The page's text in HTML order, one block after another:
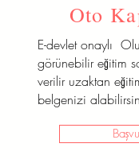
Oto
E-devlet onaylı
görünebilir eğitim
verilir uzaktan
belgenizi